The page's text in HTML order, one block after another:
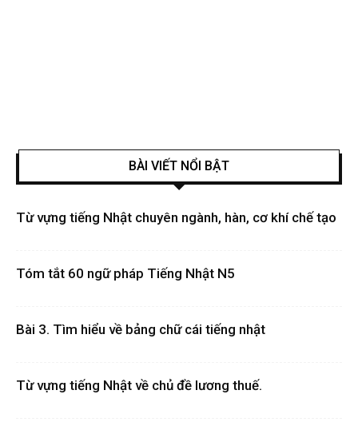
BÀI VIẾT NỔI BẬT
Từ vựng tiếng Nhật chuyên ngành, hàn, cơ khí chế tạo
Tóm tắt 60 ngữ pháp Tiếng Nhật N5
Bài 3. Tìm hiểu về bảng chữ cái tiếng nhật
Từ vựng tiếng Nhật về chủ đề lương thuế.